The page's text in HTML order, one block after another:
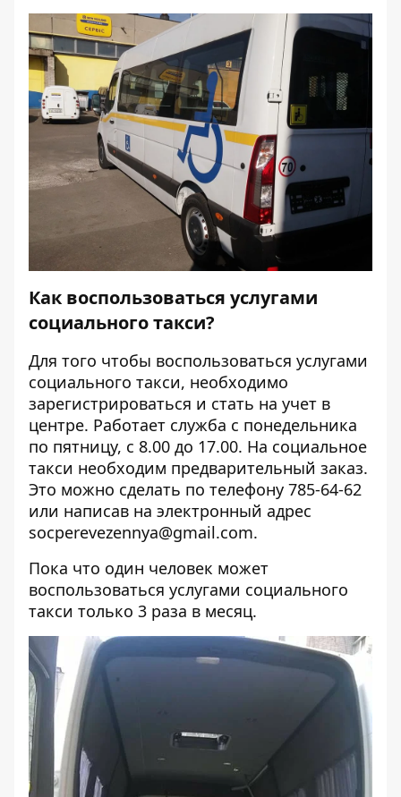
Как воспользоваться услугами
социального такси?
Для того чтобы воспользоваться услугами
социального такси, необходимо
зарегистрироваться и стать на учет в
центре. Работает служба с понедельника
по пятницу, с 8.00 до 17.00. На социальное
такси необходим предварительный заказ.
Это можно сделать по телефону 785-64-62
или написав на электронный адрес
socperevezennya@gmail.com.
Пока что один человек может
воспользоваться услугами социального
такси только 3 раза в месяц.